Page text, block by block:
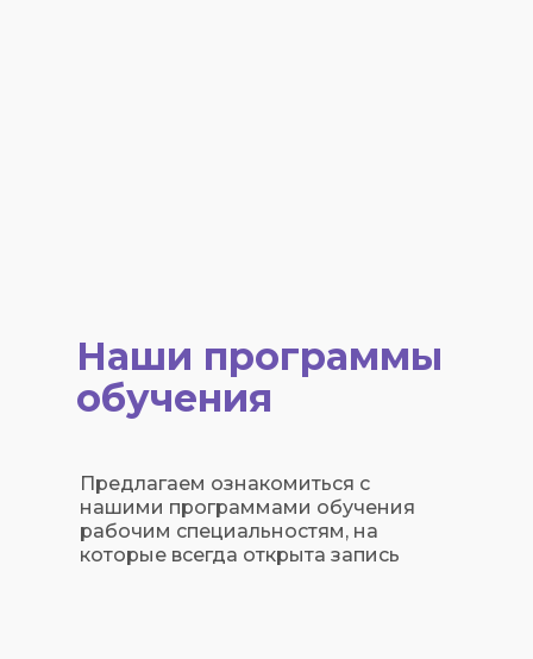
Наши программы
обучения
Предлагаем ознакомиться с
нашими программами обучения
рабочим специальностям, на
которые всегда открыта запись